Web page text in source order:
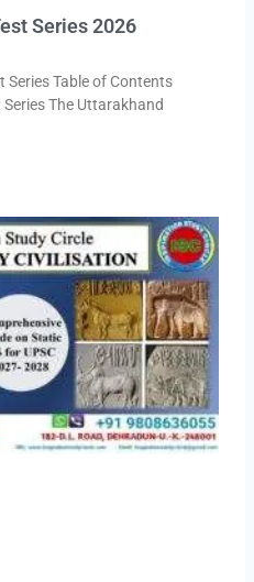
Series 2026
Series Table of Contents
Series The Uttarakhand